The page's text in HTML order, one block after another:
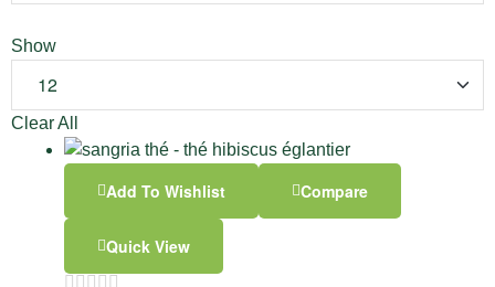
Show
Clear All
Add To Wishlist Compare
Quick View